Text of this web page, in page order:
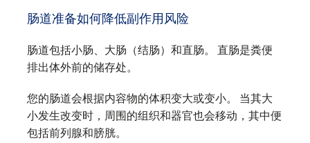
肠道准备如何降低副作用风险
肠道包括小肠、大肠（结肠）和直肠。 直肠是粪便
排出体外前的储存处。
您的肠道会根据内容物的体积变大或变小。 当其大
小发生改变时，周围的组织和器官也会移动，其中便
包括前列腺和膀胱。